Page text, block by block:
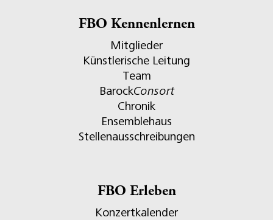
FBO Kennenlernen
Mitglieder
Künstlerische Leitung
Team
BarockConsort
Chronik
Ensemblehaus
Stellenausschreibungen
FBO Erleben
Konzertkalender